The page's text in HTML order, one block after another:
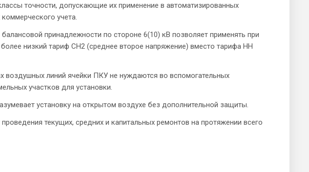
точности, допускающие их применение в автоматизированных
учета.
принадлежности по стороне 6(10) кВ позволяет применять при
более низкий тариф СН2 (среднее второе напряжение) вместо тарифа НН
воздушных линий ячейки ПКУ не нуждаются во вспомогательных
участков для установки.
установку на открытом воздухе без дополнительной защиты.
текущих, средних и капитальных ремонтов на протяжении всего